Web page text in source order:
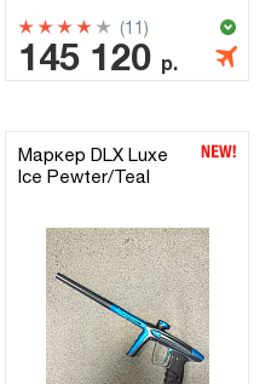
(11)
145 120 р.
Маркер DLX Luxe
Ice Pewter/Teal